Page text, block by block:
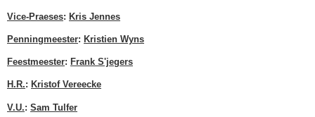
Vice-Praeses: Kris Jennes
Penningmeester: Kristien Wyns
Feestmeester: Frank S'jegers
H.R.: Kristof Vereecke
V.U.: Sam Tulfer